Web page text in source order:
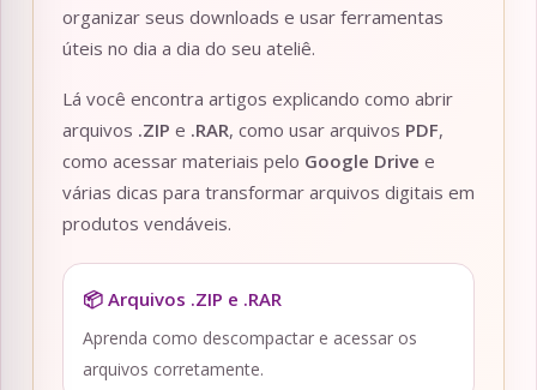
organizar seus downloads e usar ferramentas
úteis no dia a dia do seu ateliê.
Lá você encontra artigos explicando como abrir
arquivos .ZIP e .RAR, como usar arquivos PDF,
como acessar materiais pelo Google Drive e
várias dicas para transformar arquivos digitais em
produtos vendáveis.
📦 Arquivos .ZIP e .RAR
Aprenda como descompactar e acessar os
arquivos corretamente.